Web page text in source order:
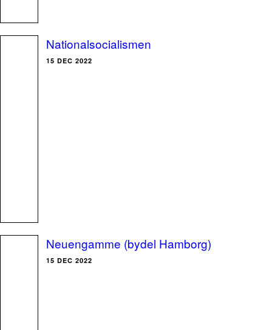
Nationalsocialismen
15 DEC 2022
Neuengamme (bydel Hamborg)
15 DEC 2022